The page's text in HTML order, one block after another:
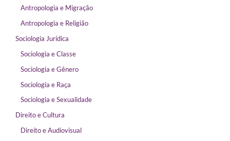
Antropologia e Migração
Antropologia e Religião
Sociologia Jurídica
Sociologia e Classe
Sociologia e Gênero
Sociologia e Raça
Sociologia e Sexualidade
Direito e Cultura
Direito e Audiovisual